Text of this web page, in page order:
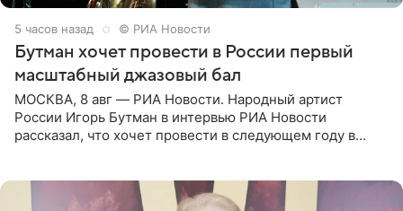
5 часов назад © РИА Новости
Бутман хочет провести в России первый
масштабный джазовый бал
МОСКВА, 8 авг — РИА Новости. Народный артист
России Игорь Бутман в интервью РИА Новости
рассказал, что хочет провести в следующем году в